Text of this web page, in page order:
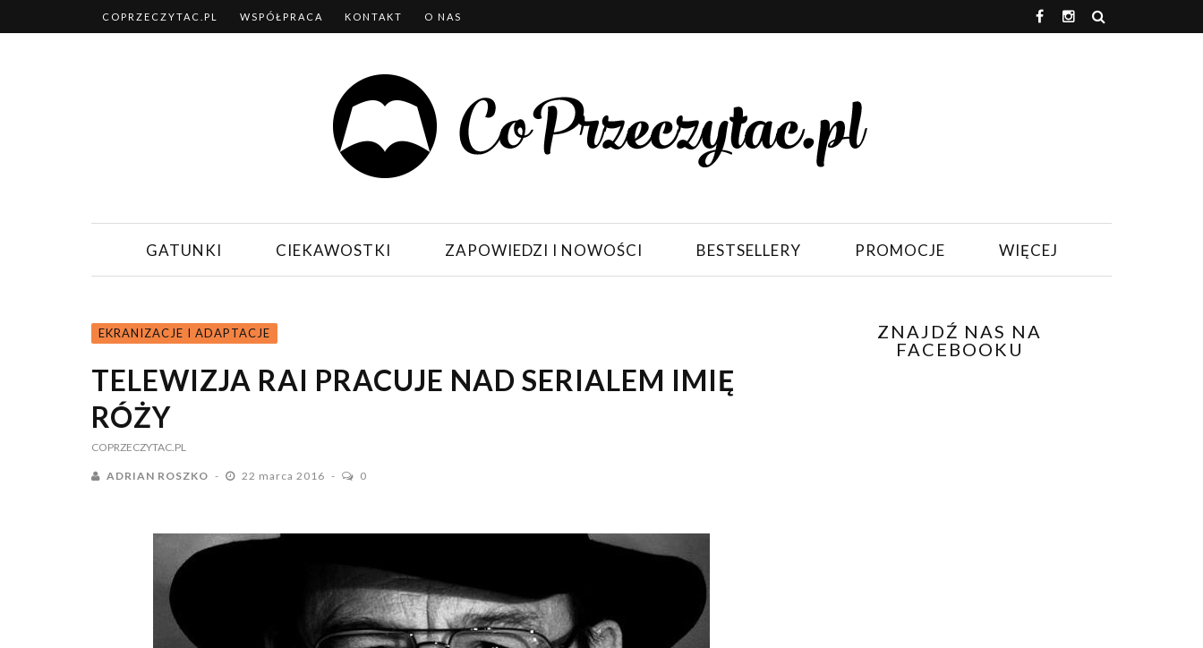
COPRZECZYTAC.PL WSPÓŁPRACA KONTAKT O NAS
GATUNKI CIEKAWOSTKI ZAPOWIEDZI I NOWOŚCI BESTSELLERY PROMOCJE WIĘCEJ
EKRANIZACJE I ADAPTACJE
TELEWIZJA RAI PRACUJE NAD SERIALEM IMIĘ
RÓŻY
COPRZECZYTAC.PL
ADRIAN ROSZKO 22 marca 2016 0
ZNAJDŹ NAS NA
FACEBOOKU